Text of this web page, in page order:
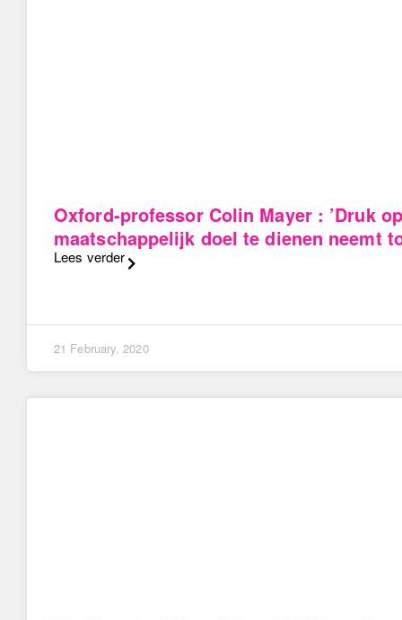
Oxford-professor Colin Mayer : ’Druk
maatschappelijk doel te dienen neemt
Lees verder
21 February, 2020